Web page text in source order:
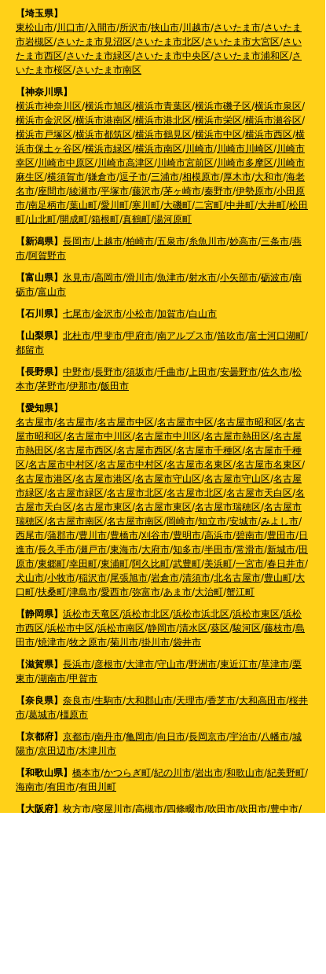
【埼玉県】
東松山市/川口市/入間市/所沢市/挟山市/川越市/さいたま市/さいたま
市岩槻区/さいたま市見沼区/さいたま市北区/さいたま市大宮区/さい
たま市西区/さいたま市緑区/さいたま市中央区/さいたま市浦和区/さ
いたま市桜区/さいたま市南区
【神奈川県】
横浜市神奈川区/横浜市旭区/横浜市青葉区/横浜市磯子区/横浜市泉区/
横浜市金沢区/横浜市港南区/横浜市港北区/横浜市栄区/横浜市瀬谷区/
横浜市戸塚区/横浜市都筑区/横浜市鶴見区/横浜市中区/横浜市西区/横
浜市保土ヶ谷区/横浜市緑区/横浜市南区/川崎市/川崎市川崎区/川崎市
幸区/川崎市中原区/川崎市高津区/川崎市宮前区/川崎市多摩区/川崎市
麻生区/横須賀市/鎌倉市/逗子市/三浦市/相模原市/厚木市/大和市/海老
名市/座間市/綾瀬市/平塚市/藤沢市/茅ヶ崎市/秦野市/伊勢原市/小田原
市/南足柄市/葉山町/愛川町/寒川町/大磯町/二宮町/中井町/大井町/松田
町/山北町/開成町/箱根町/真鶴町/湯河原町
【新潟県】 長岡市/上越市/柏崎市/五泉市/糸魚川市/妙高市/三条市/燕
市/阿賀野市
【富山県】 氷見市/高岡市/滑川市/魚津市/射水市/小矢部市/砺波市/南
砺市/富山市
【石川県】 七尾市/金沢市/小松市/加賀市/白山市
【山梨県】 北杜市/甲斐市/甲府市/南アルプス市/笛吹市/富士河口湖町/
都留市
【長野県】 中野市/長野市/須坂市/千曲市/上田市/安曇野市/佐久市/松
本市/茅野市/伊那市/飯田市
【愛知県】
名古屋市/名古屋市/名古屋市中区/名古屋市中区/名古屋市昭和区/名古
屋市昭和区/名古屋市中川区/名古屋市中川区/名古屋市熱田区/名古屋
市熱田区/名古屋市西区/名古屋市西区/名古屋市千種区/名古屋市千種
区/名古屋市中村区/名古屋市中村区/名古屋市名東区/名古屋市名東区/
名古屋市港区/名古屋市港区/名古屋市守山区/名古屋市守山区/名古屋
市緑区/名古屋市緑区/名古屋市北区/名古屋市北区/名古屋市天白区/名
古屋市天白区/名古屋市東区/名古屋市東区/名古屋市瑞穂区/名古屋市
瑞穂区/名古屋市南区/名古屋市南区/岡崎市/知立市/安城市/みよし市/
西尾市/蒲郡市/豊川市/豊橋市/刈谷市/豊明市/高浜市/碧南市/豊田市/日
進市/長久手市/瀬戸市/東海市/大府市/知多市/半田市/常滑市/新城市/田
原市/東郷町/幸田町/東浦町/阿久比町/武豊町/美浜町/一宮市/春日井市/
犬山市/小牧市/稲沢市/尾張旭市/岩倉市/清須市/北名古屋市/豊山町/大
口町/扶桑町/津島市/愛西市/弥富市/あま市/大治町/蟹江町
【静岡県】 浜松市天竜区/浜松市北区/浜松市浜北区/浜松市東区/浜松
市西区/浜松市中区/浜松市南区/静岡市/清水区/葵区/駿河区/藤枝市/島
田市/焼津市/牧之原市/菊川市/掛川市/袋井市
【滋賀県】 長浜市/彦根市/大津市/守山市/野洲市/東近江市/草津市/栗
東市/湖南市/甲賀市
【奈良県】 奈良市/生駒市/大和郡山市/天理市/香芝市/大和高田市/桜井
市/葛城市/橿原市
【京都府】 京都市/南丹市/亀岡市/向日市/長岡京市/宇治市/八幡市/城
陽市/京田辺市/木津川市
【和歌山県】 橋本市/かつらぎ町/紀の川市/岩出市/和歌山市/紀美野町/
海南市/有田市/有田川町
【大阪府】 枚方市/寝屋川市/高槻市/四條畷市/吹田市/吹田市/豊中市/